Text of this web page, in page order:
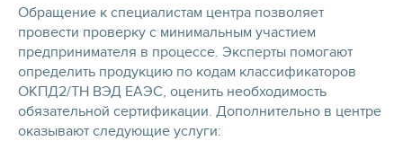
Обращение к специалистам центра позволяет
провести проверку с минимальным участием
предпринимателя в процессе. Эксперты помогают
определить продукцию по кодам классификаторов
ОКПД2/ТН ВЭД ЕАЭС, оценить необходимость
обязательной сертификации. Дополнительно в центре
оказывают следующие услуги: